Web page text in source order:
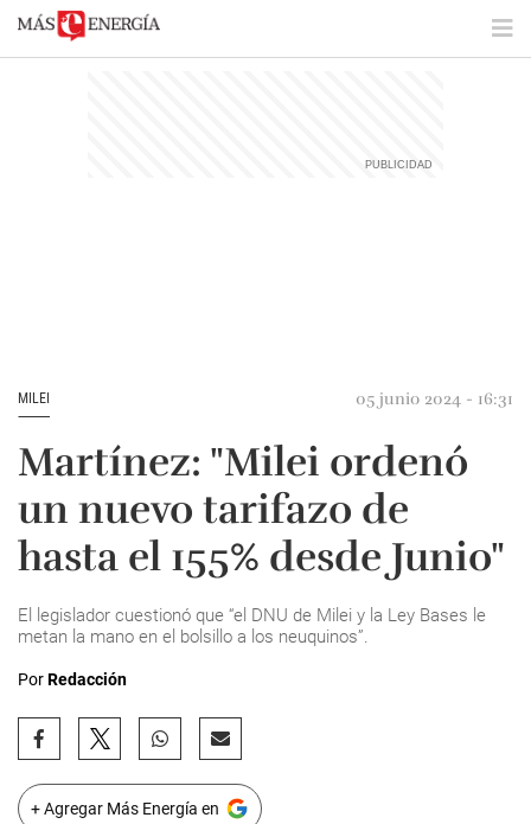
MILEI 05 junio 2024 - 16:31
Martínez: "Milei ordenó
un nuevo tarifazo de
hasta el 155% desde Junio"
El legislador cuestionó que “el DNU de Milei y la Ley Bases le
metan la mano en el bolsillo a los neuquinos”.
PorRedacción
+ Agregar Más Energía en